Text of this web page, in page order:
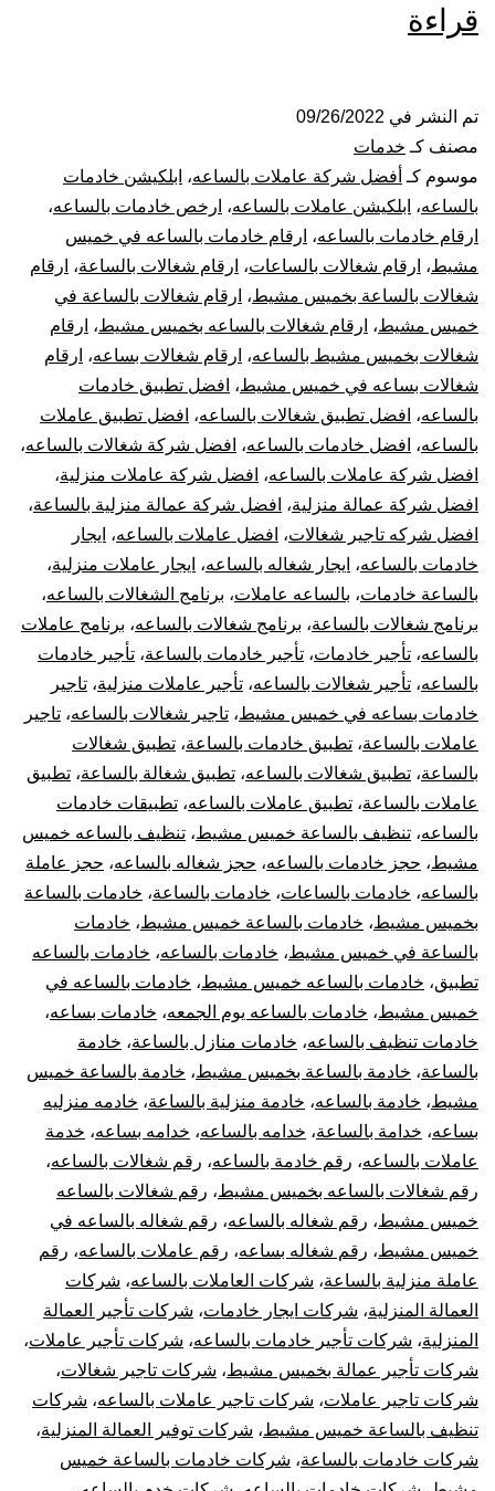
قراءة
بالساعة
بخميس
مشيط
تم النشر في 09/26/2022
مصنف كـ خدمات
موسوم كـ أفضل شركة عاملات بالساعه، ابلكيشن خادمات
بالساعه، ابلكيشن عاملات بالساعه، ارخص خادمات بالساعه،
ارقام خادمات بالساعه، ارقام خادمات بالساعه في خميس
مشيط، ارقام شغالات بالساعات، ارقام شغالات بالساعة، ارقام
شغالات بالساعة بخميس مشيط، ارقام شغالات بالساعة في
خميس مشيط، ارقام شغالات بالساعه بخميس مشيط، ارقام
شغالات بخميس مشيط بالساعه، ارقام شغالات بساعه، ارقام
شغالات بساعه في خميس مشيط، افضل تطبيق خادمات
بالساعه، افضل تطبيق شغالات بالساعه، افضل تطبيق عاملات
بالساعه، افضل خادمات بالساعه، افضل شركة شغالات بالساعه،
افضل شركة عاملات بالساعه، افضل شركة عاملات منزلية،
افضل شركة عمالة منزلية، افضل شركة عمالة منزلية بالساعة،
افضل شركه تاجير شغالات، افضل عاملات بالساعه، ايجار
خادمات بالساعه، ايجار شغاله بالساعه، ايجار عاملات منزلية،
بالساعة خادمات، بالساعه عاملات، برنامج الشغالات بالساعه،
برنامج شغالات بالساعة، برنامج شغالات بالساعه، برنامج عاملات
بالساعه، تأجير خادمات، تأجير خادمات بالساعة، تأجير خادمات
بالساعه، تأجير شغالات بالساعه، تأجير عاملات منزلية، تاجير
خادمات بساعه في خميس مشيط، تاجير شغالات بالساعه، تاجير
عاملات بالساعة، تطبيق خادمات بالساعة، تطبيق شغالات
بالساعة، تطبيق شغالات بالساعه، تطبيق شغالة بالساعة، تطبيق
عاملات بالساعة، تطبيق عاملات بالساعه، تطبيقات خادمات
بالساعه، تنظيف بالساعة خميس مشيط، تنظيف بالساعه خميس
مشيط، حجز خادمات بالساعه، حجز شغاله بالساعه، حجز عاملة
بالساعه، خادمات بالساعات، خادمات بالساعة، خادمات بالساعة
بخميس مشيط، خادمات بالساعة خميس مشيط، خادمات
بالساعة في خميس مشيط، خادمات بالساعه، خادمات بالساعه
تطبيق، خادمات بالساعه خميس مشيط، خادمات بالساعه في
خميس مشيط، خادمات بالساعه يوم الجمعه، خادمات بساعه،
خادمات تنظيف بالساعه، خادمات منازل بالساعة، خادمة
بالساعة، خادمة بالساعة بخميس مشيط، خادمة بالساعة خميس
مشيط، خادمة بالساعه، خادمة منزلية بالساعة، خادمه منزليه
بساعه، خدامة بالساعة، خدامه بالساعه، خدامه بساعه، خدمة
عاملات بالساعه، رقم خادمة بالساعه، رقم شغالات بالساعه،
رقم شغالات بالساعه بخميس مشيط، رقم شغالات بالساعه
خميس مشيط، رقم شغاله بالساعه، رقم شغاله بالساعه في
خميس مشيط، رقم شغاله بساعه، رقم عاملات بالساعه، رقم
عاملة منزلية بالساعة، شركات العاملات بالساعه، شركات
العمالة المنزلية، شركات ايجار خادمات، شركات تأجير العمالة
المنزلية، شركات تأجير خادمات بالساعه، شركات تأجير عاملات،
شركات تأجير عمالة بخميس مشيط، شركات تاجير شغالات،
شركات تاجير عاملات، شركات تاجير عاملات بالساعه، شركات
تنظيف بالساعة خميس مشيط، شركات توفير العمالة المنزلية،
شركات خادمات بالساعة، شركات خادمات بالساعة خميس